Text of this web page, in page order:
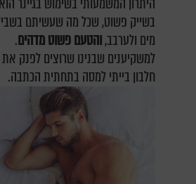
היתרון המשמעותי בשימוש בגיינר
בשייק פשוט, שכל מה שעשיתם
מים ולערבב,והטעם פשוט מדהים.
למשקיענים שבנינו שרוצים לפנק
חלבון בייתי למסה בתחתית הכתבה.